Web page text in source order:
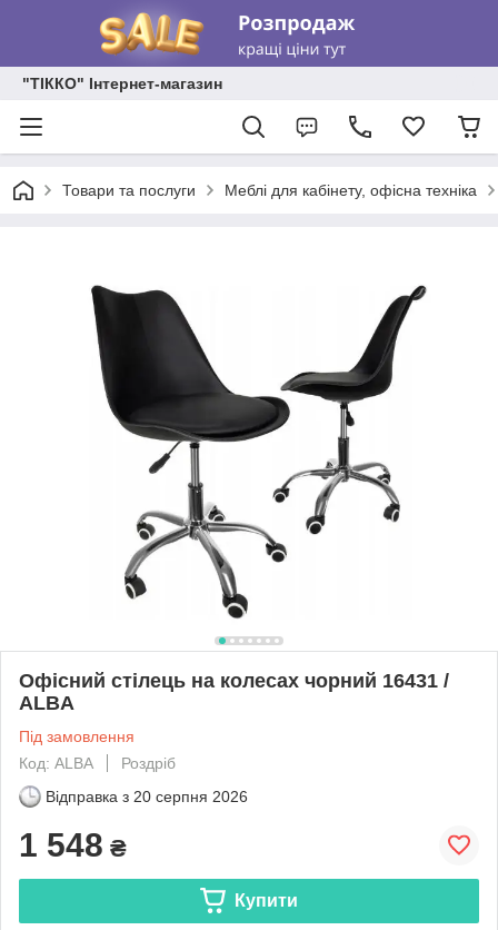
"ТІККО" Інтернет-магазин
Товари та послуги Меблі для кабінету, офісна техніка
Офісний стілець на колесах чорний 16431 /
ALBA
Під замовлення
Код: ALBA
Роздріб
Відправка з 20 серпня 2026
1 548 ₴
Купити